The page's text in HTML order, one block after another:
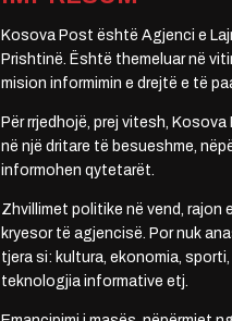
Kosova Post është Agjenci e
Prishtinë. Është themeluar në
mision informimin e drejtë e të
Për rrjedhojë, prej vitesh,
në një dritare të besueshme,
informohen qytetarët.
Zhvillimet politike në vend, rajon
kryesor të agjencisë. Por nuk
tjera si: kultura, ekonomia,
teknologjia informative etj.